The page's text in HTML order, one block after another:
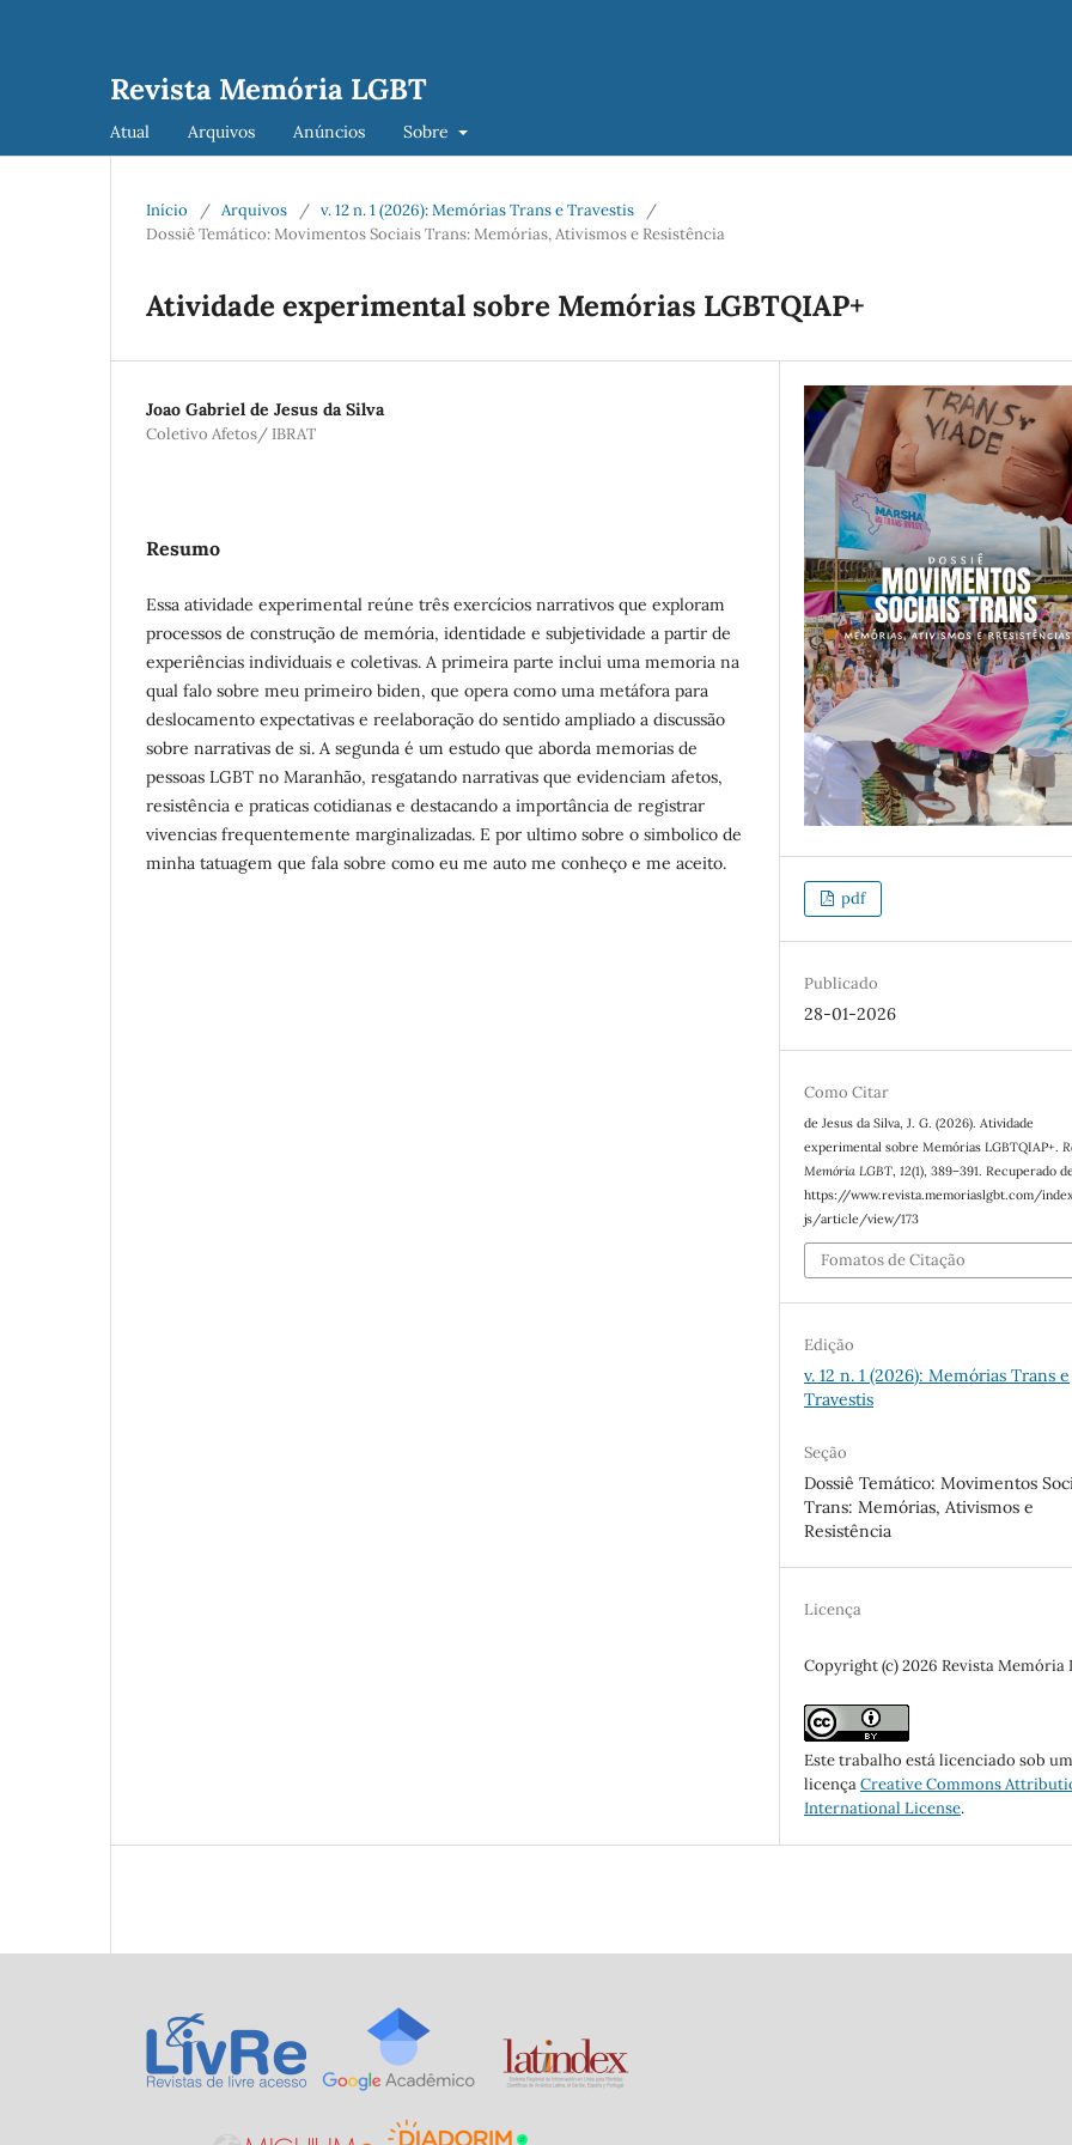
Revista Memória LGBT
Atual Arquivos Anúncios Sobre
Início / Arquivos / v. 12 n. 1 (2026): Memórias Trans e Travestis
/
Dossiê Temático: Movimentos Sociais Trans: Memórias, Ativismos e Resistência
Atividade experimental sobre Memórias LGBTQIAP+
Joao Gabriel de Jesus da Silva
Coletivo Afetos/ IBRAT
Resumo
Essa atividade experimental reúne três exercícios narrativos que exploram
processos de construção de memória, identidade e subjetividade a partir de
experiências individuais e coletivas. A primeira parte inclui uma memoria na
qual falo sobre meu primeiro biden, que opera como uma metáfora para
deslocamento expectativas e reelaboração do sentido ampliado a discussão
sobre narrativas de si. A segunda é um estudo que aborda memorias de
pessoas LGBT no Maranhão, resgatando narrativas que evidenciam afetos,
resistência e praticas cotidianas e destacando a importância de registrar
vivencias frequentemente marginalizadas. E por ultimo sobre o simbolico de
minha tatuagem que fala sobre como eu me auto me conheço e me aceito.
pdf
Publicado
28-01-2026
Como Citar
de Jesus da Silva, J. G. (2026). Atividade
experimental sobre Memórias LGBTQIAP+.
Memória LGBT ,12(1), 389–391. Recuperado
https://www.revista.memoriaslgbt.com/
js/article/view/173
Fomatos de Citação
Edição
v. 12 n. 1 (2026): Memórias Trans e
Travestis
Seção
Dossiê Temático: Movimentos
Trans: Memórias, Ativismos e
Resistência
Licença
Copyright (c) 2026 Revista Memória
Este trabalho está licenciado sob
licençaCreative Commons
International License.